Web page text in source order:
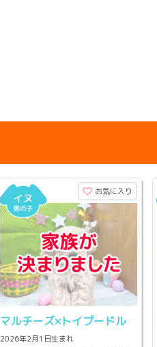
お気に入り
マルチーズ×トイプードル
2026年2月1日生まれ